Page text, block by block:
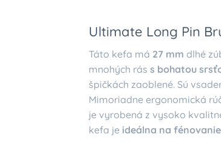
Ultimate Long Pin
Táto kefa má 27 mm dlhé
mnohých rás s bohatou
špičkách zaoblené. Sú
Mimoriadne ergonomická
je vyrobená z vysoko
kefa je ideálna na